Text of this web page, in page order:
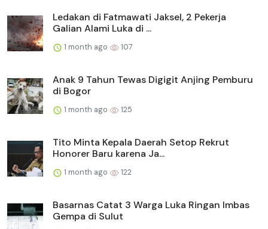
Ledakan di Fatmawati Jaksel, 2 Pekerja
Galian Alami Luka di ...
1 month ago 107
Anak 9 Tahun Tewas Digigit Anjing Pemburu
di Bogor
1 month ago 125
Tito Minta Kepala Daerah Setop Rekrut
Honorer Baru karena Ja...
1 month ago 122
Basarnas Catat 3 Warga Luka Ringan Imbas
Gempa di Sulut